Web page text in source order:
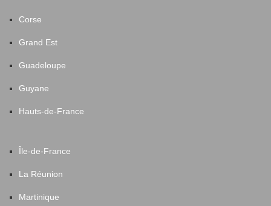
Corse
Grand Est
Guadeloupe
Guyane
Hauts-de-France
Île-de-France
La Réunion
Martinique